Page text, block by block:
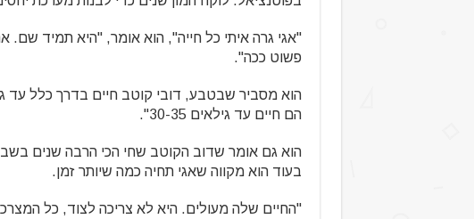
"אגי גרה איתי כל חייה", הוא אומר, "היא תמיד שם.
פשוט ככה".
הם חיים עד גילאים 30-35".
בעוד הוא מקווה שאגי תחיה כמה שיותר זמן.
"החיים שלה מעולים. היא לא צריכה לצוד, כל